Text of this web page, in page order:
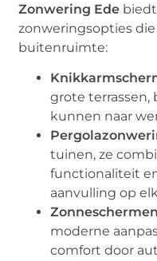
Zonwering Ede
zonweringsopties
buitenruimte:
grote terrassen,
kunnen naar
tuinen, ze
functionaliteit
aanvulling op
moderne
comfort door